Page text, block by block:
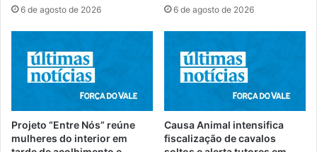
6 de agosto de 2026 6 de agosto de 2026
Projeto “Entre Nós” reúne
mulheres do interior em
Causa Animal intensifica
fiscalização de cavalos